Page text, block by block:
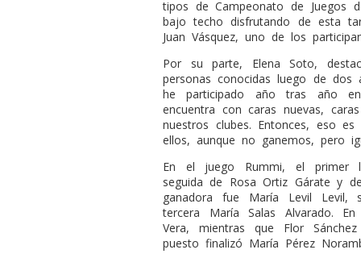
tipos de Campeonato de Juegos
bajo techo disfrutando de esta
Juan Vásquez, uno de los
Por su parte, Elena Soto,
personas conocidas luego de dos
he participado año tras año
encuentra con caras nuevas,
nuestros clubes. Entonces, eso
ellos, aunque no ganemos, pero
En el juego Rummi, el primer
seguida de Rosa Ortiz Gárate y
ganadora fue María Levil Levil,
tercera María Salas Alvarado.
Vera, mientras que Flor
puesto finalizó María Pérez